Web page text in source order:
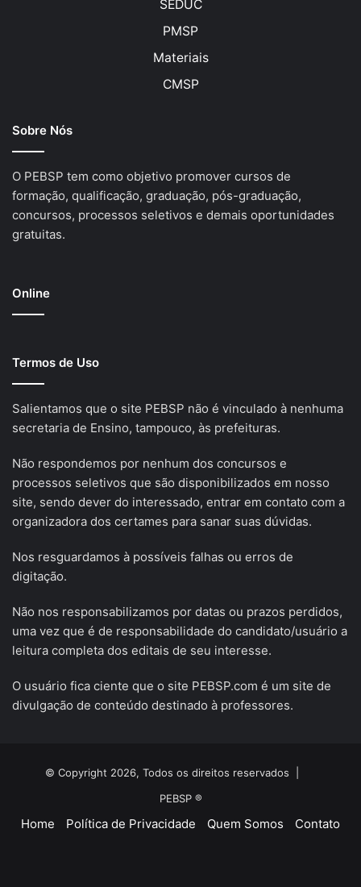
SEDUC
PMSP
Materiais
CMSP
Sobre Nós
O PEBSP tem como objetivo promover cursos de
formação, qualificação, graduação, pós-graduação,
concursos, processos seletivos e demais oportunidades
gratuitas.
Online
Termos de Uso
Salientamos que o site PEBSP não é vinculado à nenhuma
secretaria de Ensino, tampouco, às prefeituras.
Não respondemos por nenhum dos concursos e
processos seletivos que são disponibilizados em nosso
site, sendo dever do interessado, entrar em contato com a
organizadora dos certames para sanar suas dúvidas.
Nos resguardamos à possíveis falhas ou erros de
digitação.
Não nos responsabilizamos por datas ou prazos perdidos,
uma vez que é de responsabilidade do candidato/usuário a
leitura completa dos editais de seu interesse.
O usuário fica ciente que o site PEBSP.com é um site de
divulgação de conteúdo destinado à professores.
© Copyright 2026, Todos os direitos reservados |
PEBSP ®
Home Política de Privacidade Quem Somos Contato